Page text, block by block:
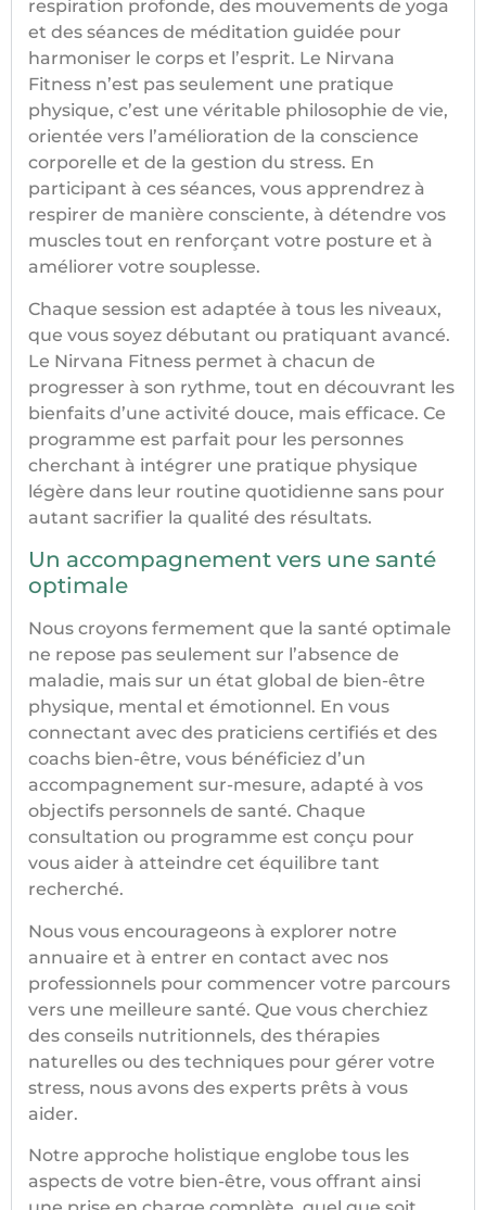
respiration profonde, des mouvements de yoga
et des séances de méditation guidée pour
harmoniser le corps et l’esprit. Le Nirvana
Fitness n’est pas seulement une pratique
physique, c’est une véritable philosophie de vie,
orientée vers l’amélioration de la conscience
corporelle et de la gestion du stress. En
participant à ces séances, vous apprendrez à
respirer de manière consciente, à détendre vos
muscles tout en renforçant votre posture et à
améliorer votre souplesse.
Chaque session est adaptée à tous les niveaux,
que vous soyez débutant ou pratiquant avancé.
Le Nirvana Fitness permet à chacun de
progresser à son rythme, tout en découvrant les
bienfaits d’une activité douce, mais efficace. Ce
programme est parfait pour les personnes
cherchant à intégrer une pratique physique
légère dans leur routine quotidienne sans pour
autant sacrifier la qualité des résultats.
Un accompagnement vers une santé
optimale
Nous croyons fermement que la santé optimale
ne repose pas seulement sur l’absence de
maladie, mais sur un état global de bien-être
physique, mental et émotionnel. En vous
connectant avec des praticiens certifiés et des
coachs bien-être, vous bénéficiez d’un
accompagnement sur-mesure, adapté à vos
objectifs personnels de santé. Chaque
consultation ou programme est conçu pour
vous aider à atteindre cet équilibre tant
recherché.
Nous vous encourageons à explorer notre
annuaire et à entrer en contact avec nos
professionnels pour commencer votre parcours
vers une meilleure santé. Que vous cherchiez
des conseils nutritionnels, des thérapies
naturelles ou des techniques pour gérer votre
stress, nous avons des experts prêts à vous
aider.
Notre approche holistique englobe tous les
aspects de votre bien-être, vous offrant ainsi